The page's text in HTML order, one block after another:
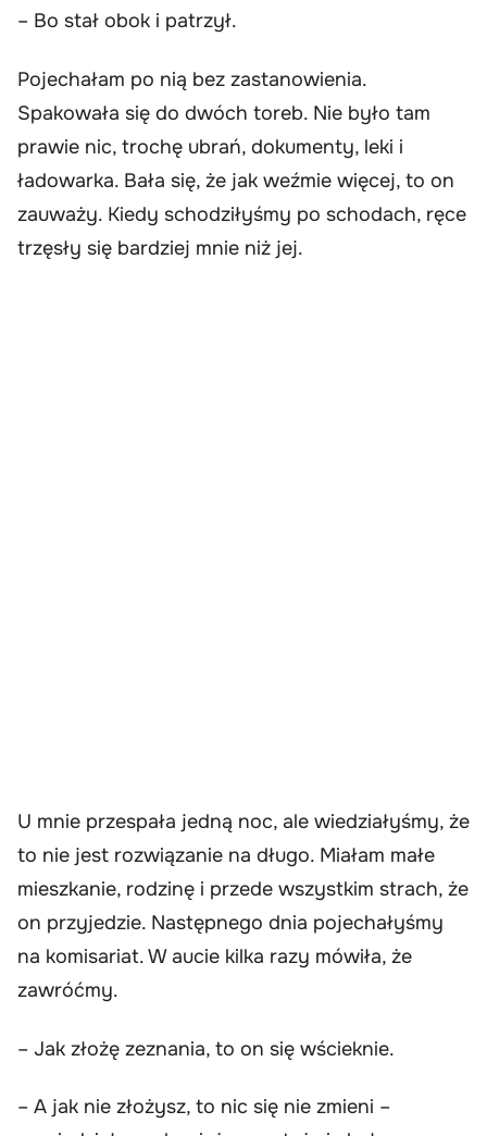
– Bo stał obok i patrzył.
Pojechałam po nią bez zastanowienia.
Spakowała się do dwóch toreb. Nie było tam
prawie nic, trochę ubrań, dokumenty, leki i
ładowarka. Bała się, że jak weźmie więcej, to on
zauważy. Kiedy schodziłyśmy po schodach, ręce
trzęsły się bardziej mnie niż jej.
U mnie przespała jedną noc, ale wiedziałyśmy, że
to nie jest rozwiązanie na długo. Miałam małe
mieszkanie, rodzinę i przede wszystkim strach, że
on przyjedzie. Następnego dnia pojechałyśmy
na komisariat. W aucie kilka razy mówiła, że
zawróćmy.
– Jak złożę zeznania, to on się wścieknie.
– A jak nie złożysz, to nic się nie zmieni –